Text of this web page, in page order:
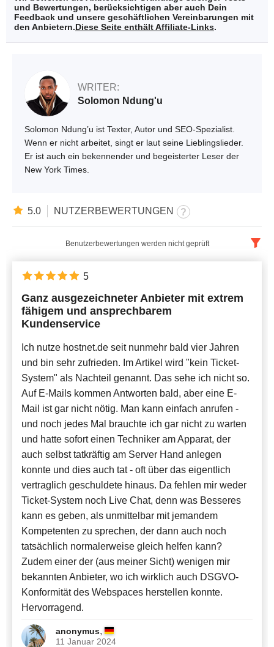
und Bewertungen, berücksichtigen aber auch Dein
Feedback und unsere geschäftlichen Vereinbarungen mit
den Anbietern.Diese Seite enthält Affiliate-Links.
WRITER:
Solomon Ndung'u
Solomon Ndung’u ist Texter, Autor und SEO-Spezialist.
Wenn er nicht arbeitet, singt er laut seine Lieblingslieder.
Er ist auch ein bekennender und begeisterter Leser der
New York Times.
5.0 NUTZERBEWERTUNGEN
Benutzerbewertungen werden nicht geprüft
Neueste
Ganz ausgezeichneter Anbieter mit extrem
fähigem und ansprechbarem
Kundenservice
Ich nutze hostnet.de seit nunmehr bald vier Jahren
und bin sehr zufrieden. Im Artikel wird "kein Ticket-
System" als Nachteil genannt. Das sehe ich nicht so.
Auf E-Mails kommen Antworten bald, aber eine E-
Mail ist gar nicht nötig. Man kann einfach anrufen -
und noch jedes Mal brauchte ich gar nicht zu warten
und hatte sofort einen Techniker am Apparat, der
auch selbst tatkräftig am Server Hand anlegen
konnte und dies auch tat - oft über das eigentlich
vertraglich geschuldete hinaus. Da fehlen mir weder
Ticket-System noch Live Chat, denn was Besseres
kann es geben, als unmittelbar mit jemandem
Kompetenten zu sprechen, der dann auch noch
tatsächlich normalerweise gleich helfen kann?
Zudem einer der (aus meiner Sicht) wenigen mir
bekannten Anbieter, wo ich wirklich auch DSGVO-
Konformität des Webspaces herstellen konnte.
Hervorragend.
anonymus,
11 Januar 2024
5